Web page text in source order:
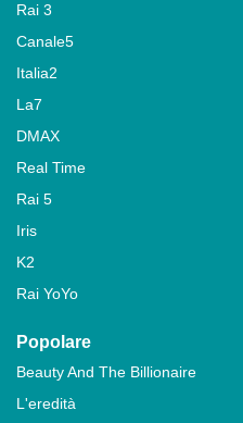
Rai 3
Canale5
Italia2
La7
DMAX
Real Time
Rai 5
Iris
K2
Rai YoYo
Popolare
Beauty And The Billionaire
L'eredità